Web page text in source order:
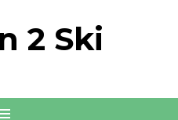
2 Ski